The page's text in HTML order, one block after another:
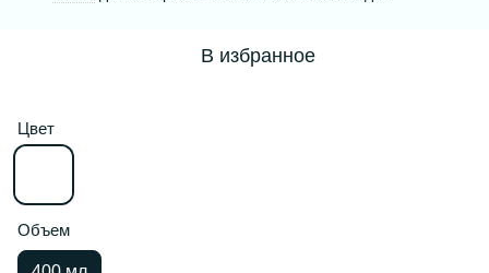
В избранное
Цвет
Объем